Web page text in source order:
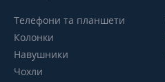
Телефони та планшети
Колонки
Навушники
Чохли